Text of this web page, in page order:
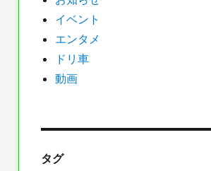
イベント
エンタメ
ドリ車
動画
タグ